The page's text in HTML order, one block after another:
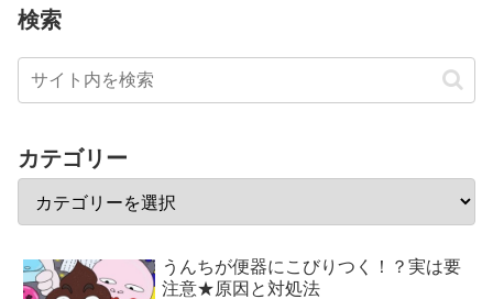
検索
カテゴリー
うんちが便器にこびりつく！？実は要
注意★原因と対処法